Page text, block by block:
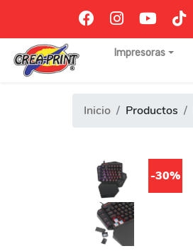
Impresoras
Inicio Productos
-30%